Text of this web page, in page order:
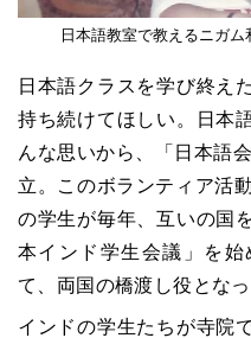
日本語教室で教えるニガ
日本語クラスを学び終え
持ち続けてほしい。日本
んな思いから、「日本語
立。このボランティア活
の学生が毎年、互いの国
本インド学生会議」を
て、両国の橋渡し役となっ
インドの学生たちが寺院